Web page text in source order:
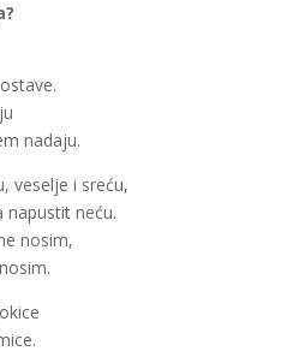
nadaju.
veselje i sreću,
napustit neću.
nosim,